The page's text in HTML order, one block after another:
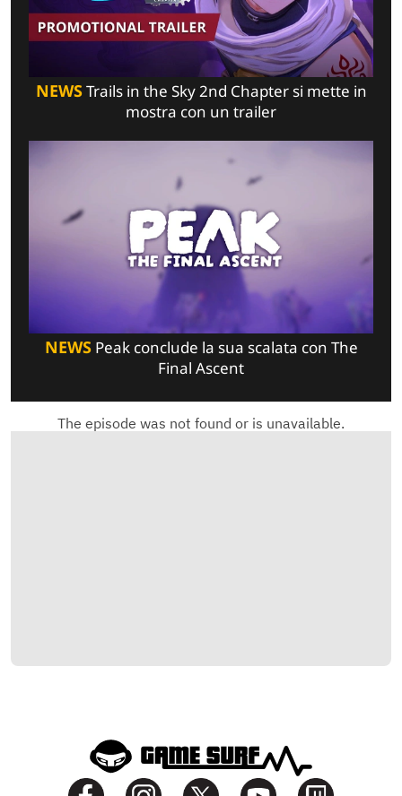
NEWSTrails in the Sky 2nd Chapter si mette in
mostra con un trailer
NEWSPeak conclude la sua scalata con The
Final Ascent